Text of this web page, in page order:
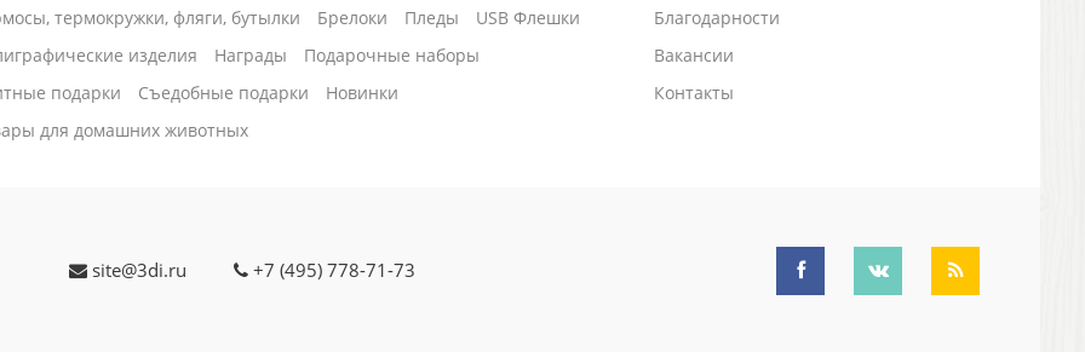
Благодарности
Вакансии
Контакты
термокружки, фляги, бутылки
Брелоки Пледы
USB Флешки
изделия
Награды
Подарочные наборы
подарки
Cъедобные подарки
Новинки
для домашних животных
site@3di.ru +7 (495) 778-71-73